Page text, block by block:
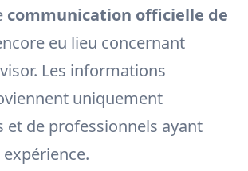
communication officielle de
eu lieu concernant
Les informations
uniquement
et de professionnels ayant